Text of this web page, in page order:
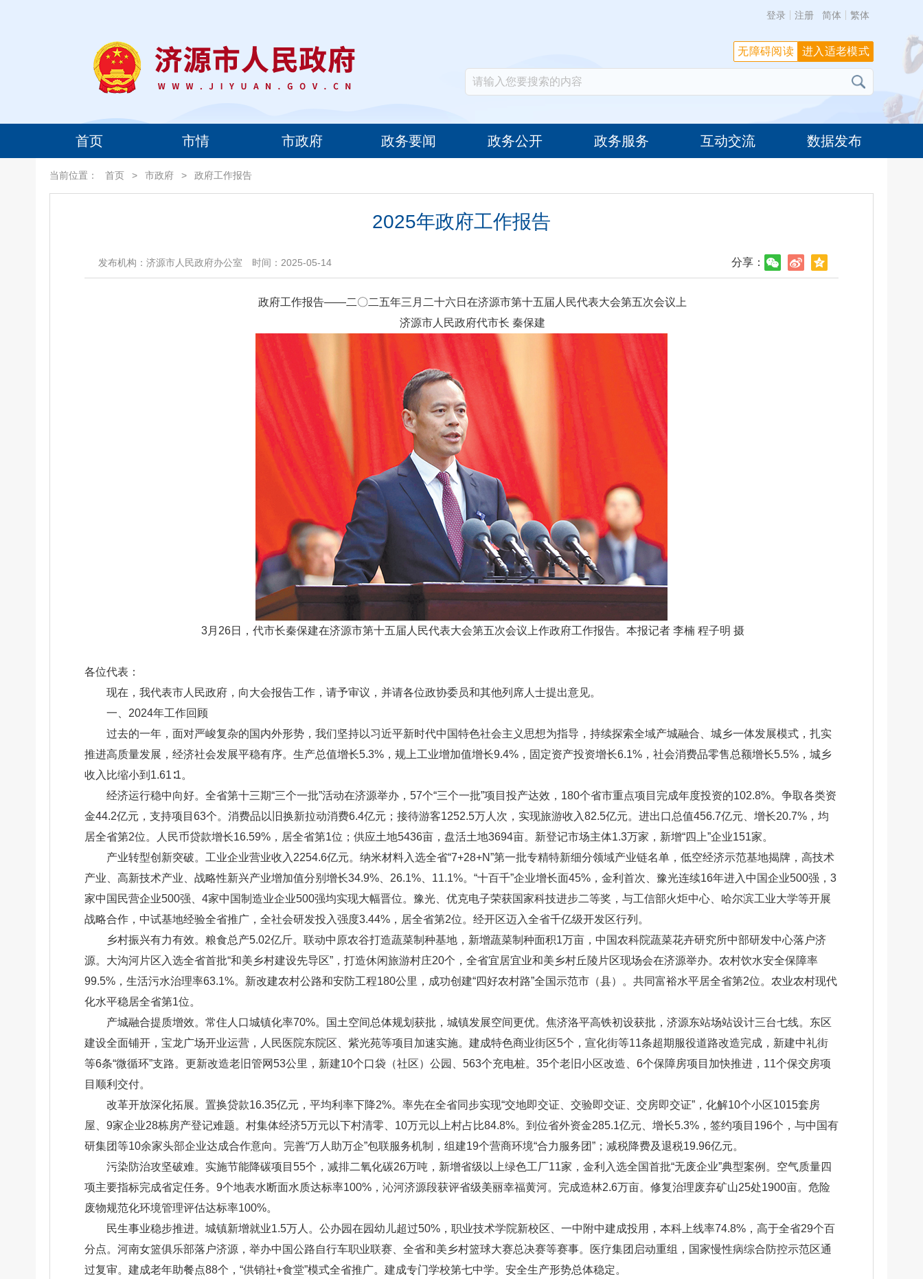
登录 注册 简体 繁体
首页 市情 市政府 政务要闻 政务公开 政务服务 互动交流 数据发布
进入适老模式
无障碍阅读
当前位置： 首页 > 市政府 > 政府工作报告
2025年政府工作报告
发布机构：济源市人民政府办公室 时间：2025-05-14 分享：
政府工作报告——二〇二五年三月二十六日在济源市第十五届人民代表大会第五次会议上
济源市人民政府代市长 秦保建
3月26日，代市长秦保建在济源市第十五届人民代表大会第五次会议上作政府工作报告。本报记者 李楠 程子明 摄
各位代表：
现在，我代表市人民政府，向大会报告工作，请予审议，并请各位政协委员和其他列席人士提出意见。
一、2024年工作回顾
过去的一年，面对严峻复杂的国内外形势，我们坚持以习近平新时代中国特色社会主义思想为指导，持续探索全域产城融合、城乡一体发展模式，扎实
推进高质量发展，经济社会发展平稳有序。生产总值增长5.3%，规上工业增加值增长9.4%，固定资产投资增长6.1%，社会消费品零售总额增长5.5%，城乡
收入比缩小到1.61∶1。
经济运行稳中向好。全省第十三期“三个一批”活动在济源举办，57个“三个一批”项目投产达效，180个省市重点项目完成年度投资的102.8%。争取各类资
金44.2亿元，支持项目63个。消费品以旧换新拉动消费6.4亿元；接待游客1252.5万人次，实现旅游收入82.5亿元。进出口总值456.7亿元、增长20.7%，均
居全省第2位。人民币贷款增长16.59%，居全省第1位；供应土地5436亩，盘活土地3694亩。新登记市场主体1.3万家，新增“四上”企业151家。
产业转型创新突破。工业企业营业收入2254.6亿元。纳米材料入选全省“7+28+N”第一批专精特新细分领域产业链名单，低空经济示范基地揭牌，高技术
产业、高新技术产业、战略性新兴产业增加值分别增长34.9%、26.1%、11.1%。“十百千”企业增长面45%，金利首次、豫光连续16年进入中国企业500强，3
家中国民营企业500强、4家中国制造业企业500强均实现大幅晋位。豫光、优克电子荣获国家科技进步二等奖，与工信部火炬中心、哈尔滨工业大学等开展
战略合作，中试基地经验全省推广，全社会研发投入强度3.44%，居全省第2位。经开区迈入全省千亿级开发区行列。
乡村振兴有力有效。粮食总产5.02亿斤。联动中原农谷打造蔬菜制种基地，新增蔬菜制种面积1万亩，中国农科院蔬菜花卉研究所中部研发中心落户济
源。大沟河片区入选全省首批“和美乡村建设先导区”，打造休闲旅游村庄20个，全省宜居宜业和美乡村丘陵片区现场会在济源举办。农村饮水安全保障率
99.5%，生活污水治理率63.1%。新改建农村公路和安防工程180公里，成功创建“四好农村路”全国示范市（县）。共同富裕水平居全省第2位。农业农村现代
化水平稳居全省第1位。
产城融合提质增效。常住人口城镇化率70%。国土空间总体规划获批，城镇发展空间更优。焦济洛平高铁初设获批，济源东站场站设计三台七线。东区
建设全面铺开，宝龙广场开业运营，人民医院东院区、紫光苑等项目加速实施。建成特色商业街区5个，宣化街等11条超期服役道路改造完成，新建中礼街
等6条“微循环”支路。更新改造老旧管网53公里，新建10个口袋（社区）公园、563个充电桩。35个老旧小区改造、6个保障房项目加快推进，11个保交房项
目顺利交付。
改革开放深化拓展。置换贷款16.35亿元，平均利率下降2%。率先在全省同步实现“交地即交证、交验即交证、交房即交证”，化解10个小区1015套房
屋、9家企业28栋房产登记难题。村集体经济5万元以下村清零、10万元以上村占比84.8%。到位省外资金285.1亿元、增长5.3%，签约项目196个，与中国有
研集团等10余家头部企业达成合作意向。完善“万人助万企”包联服务机制，组建19个营商环境“合力服务团”；减税降费及退税19.96亿元。
污染防治攻坚破难。实施节能降碳项目55个，减排二氧化碳26万吨，新增省级以上绿色工厂11家，金利入选全国首批“无废企业”典型案例。空气质量四
项主要指标完成省定任务。9个地表水断面水质达标率100%，沁河济源段获评省级美丽幸福黄河。完成造林2.6万亩。修复治理废弃矿山25处1900亩。危险
废物规范化环境管理评估达标率100%。
民生事业稳步推进。城镇新增就业1.5万人。公办园在园幼儿超过50%，职业技术学院新校区、一中附中建成投用，本科上线率74.8%，高于全省29个百
分点。河南女篮俱乐部落户济源，举办中国公路自行车职业联赛、全省和美乡村篮球大赛总决赛等赛事。医疗集团启动重组，国家慢性病综合防控示范区通
过复审。建成老年助餐点88个，“供销社+食堂”模式全省推广。建成专门学校第七中学。安全生产形势总体稳定。